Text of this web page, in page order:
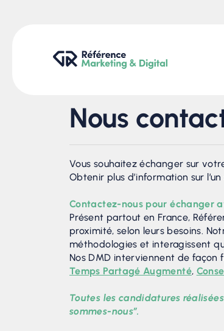
Nous
Vous souhaitez échanger sur
Obtenir plus d’information sur
Contactez-nous pour échanger
Présent partout en France,
proximité, selon leurs besoins.
méthodologies et interagissent
Nos DMD interviennent de façon
Temps Partagé Augmenté,
Toutes les candidatures
sommes-nous”.